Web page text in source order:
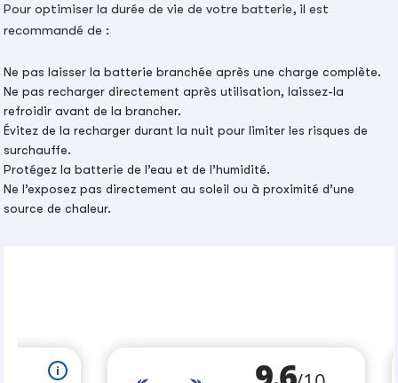
Pour optimiser la durée de vie de votre batterie, il est
recommandé de :
Ne pas laisser la batterie branchée après une charge complète.
Ne pas recharger directement après utilisation, laissez-la
refroidir avant de la brancher.
Évitez de la recharger durant la nuit pour limiter les risques de
surchauffe.
Protégez la batterie de l’eau et de l’humidité.
Ne l’exposez pas directement au soleil ou à proximité d’une
source de chaleur.